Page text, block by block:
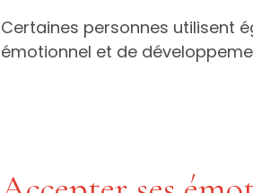
Certaines personnes utilisent
émotionnel et de